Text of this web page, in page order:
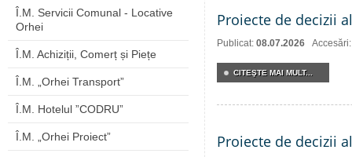
Î.M. Servicii Comunal - Locative
Orhei
Î.M. Achiziții, Comerț și Piețe
Î.M. „Orhei Transport”
Î.M. Hotelul ”CODRU”
Î.M. „Orhei Proiect”
Proiecte de decizii
Publicat: 08.07.2026
CITEŞTE MAI MULT...
Proiecte de decizii